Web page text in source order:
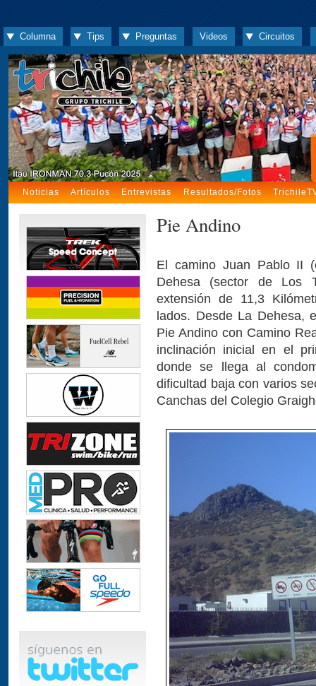
Columna Tips Preguntas Videos Circuitos
Noticias Artículos Entrevistas Resultados/Fotos
Pie Andino
El camino Juan Pablo II
Dehesa (sector de Los
extensión de 11,3
lados. Desde La Dehesa,
Pie Andino con Camino
inclinación inicial en el
donde se llega al
dificultad baja con varios
Canchas del Colegio